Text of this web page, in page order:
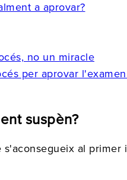
a aprovar?
no un miracle
per aprovar
suspèn?
al primer